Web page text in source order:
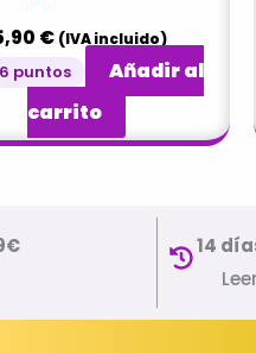
€ (IVA incluido)
puntos
Añadir al
carrito
14